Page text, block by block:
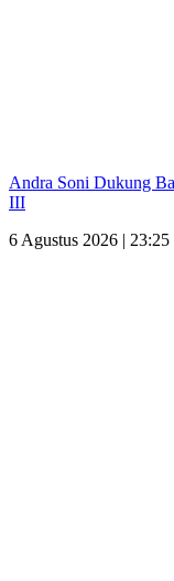
Andra Soni Dukung
III
6 Agustus 2026 |